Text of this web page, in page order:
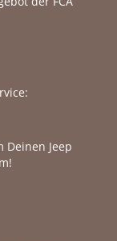
Deinen Jeep